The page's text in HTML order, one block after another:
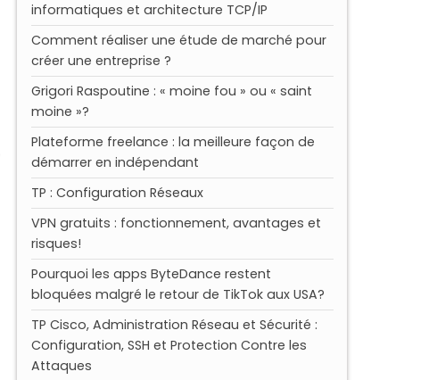
informatiques et architecture TCP/IP
Comment réaliser une étude de marché pour
créer une entreprise ?
Grigori Raspoutine : « moine fou » ou « saint
moine »?
Plateforme freelance : la meilleure façon de
démarrer en indépendant
TP : Configuration Réseaux
VPN gratuits : fonctionnement, avantages et
risques!
Pourquoi les apps ByteDance restent
bloquées malgré le retour de TikTok aux USA?
TP Cisco, Administration Réseau et Sécurité :
Configuration, SSH et Protection Contre les
Attaques